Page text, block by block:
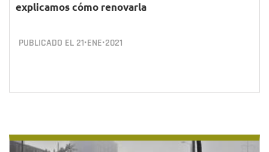
explicamos cómo renovarla
PUBLICADO EL 21•ENE•2021